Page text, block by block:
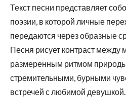
Текст песни представляет
поэзии, в которой личные
передаются через образные
Песня рисует контраст
размеренным ритмом
стремительными, бурными
встречей с любимой девушкой.